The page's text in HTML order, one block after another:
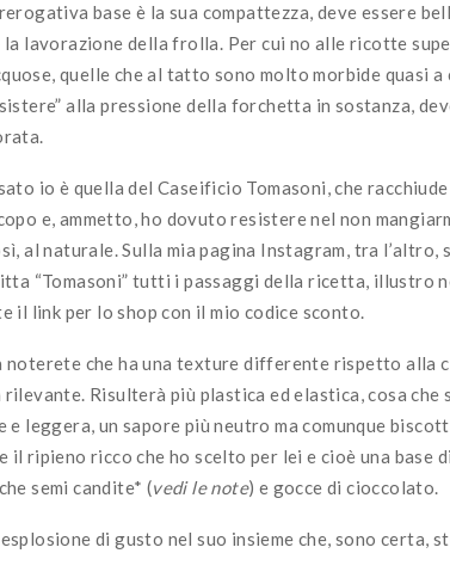
base è la sua compattezza, deve essere
lavorazione della frolla. Per cui no alle ricotte
quelle che al tatto sono molto morbide quasi
alla pressione della forchetta in sostanza,
io è quella del Caseificio Tomasoni, che
e, ammetto, ho dovuto resistere nel non
al naturale. Sulla mia pagina Instagram, tra
“Tomasoni” tutti i passaggi della ricetta, illustro
il link per lo shop con il mio codice sconto.
che ha una texture differente rispetto alla
rilevante. Risulterà più plastica ed elastica, cosa
leggera, un sapore più neutro ma comunque
il ripieno ricco che ho scelto per lei e cioè una base
semi candite* (vedi le note) e gocce di cioccolato.
di gusto nel suo insieme che, sono certa,